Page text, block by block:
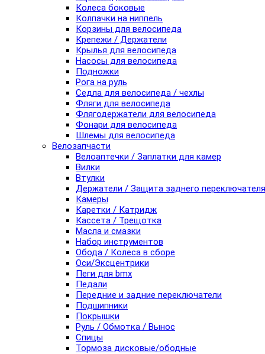
Колеса боковые
Колпачки на ниппель
Корзины для велосипеда
Крепежи / Держатели
Крылья для велосипеда
Насосы для велосипеда
Подножки
Рога на руль
Седла для велосипеда / чехлы
Фляги для велосипеда
Флягодержатели для велосипеда
Фонари для велосипеда
Шлемы для велосипеда
Велозапчасти
Велоаптечки / Заплатки для камер
Вилки
Втулки
Держатели / Защита заднего переключателя
Камеры
Каретки / Катридж
Кассета / Трещотка
Масла и смазки
Набор инструментов
Обода / Колеса в сборе
Оси/Эксцентрики
Пеги для bmx
Педали
Передние и задние переключатели
Подшипники
Покрышки
Руль / Обмотка / Вынос
Спицы
Тормоза дисковые/ободные